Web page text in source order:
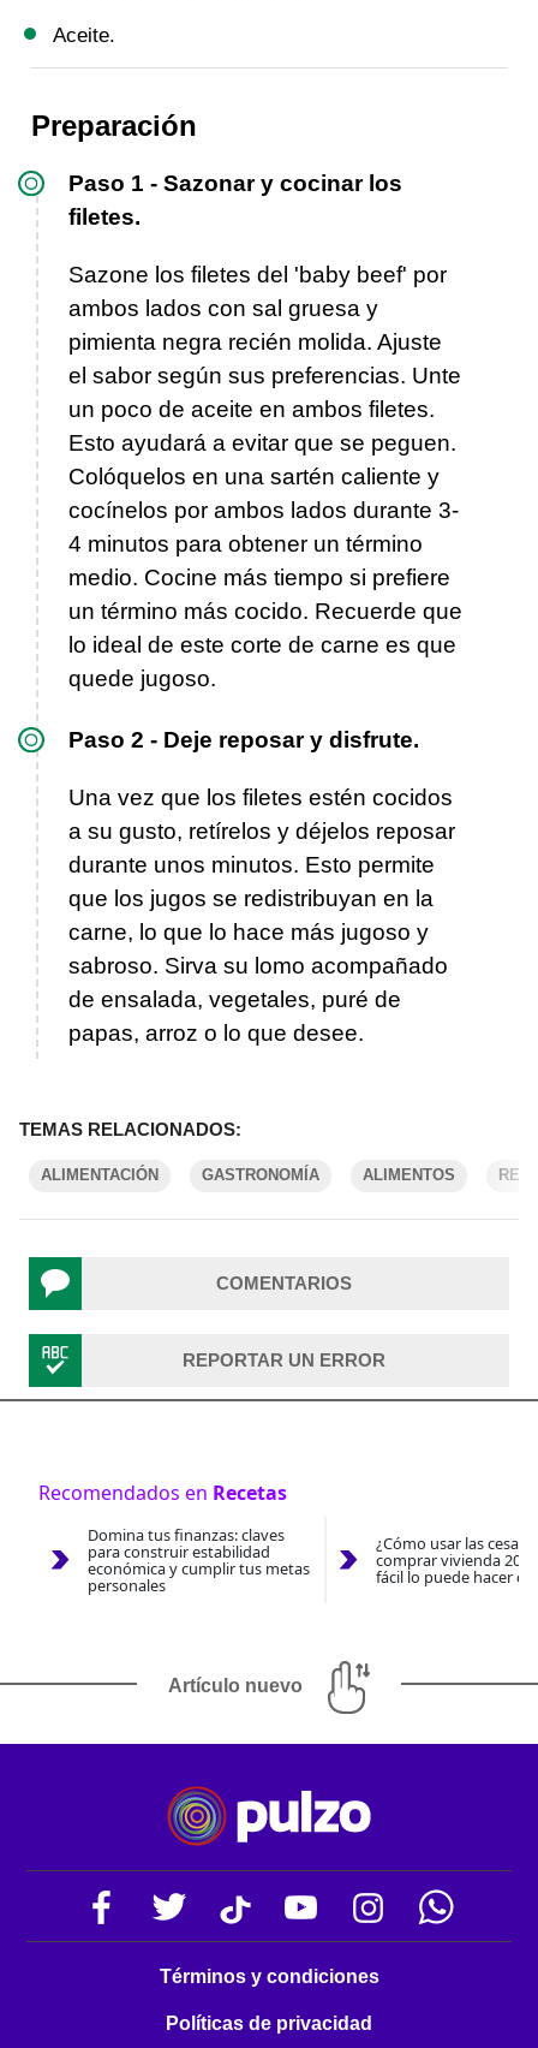
Aceite.
Preparación
Paso 1 - Sazonar y cocinar los
filetes.
Sazone los filetes del 'baby beef' por
ambos lados con sal gruesa y
pimienta negra recién molida. Ajuste
el sabor según sus preferencias. Unte
un poco de aceite en ambos filetes.
Esto ayudará a evitar que se peguen.
Colóquelos en una sartén caliente y
cocínelos por ambos lados durante 3-
4 minutos para obtener un término
medio. Cocine más tiempo si prefiere
un término más cocido. Recuerde que
lo ideal de este corte de carne es que
quede jugoso.
Paso 2 - Deje reposar y disfrute.
Una vez que los filetes estén cocidos
a su gusto, retírelos y déjelos reposar
durante unos minutos. Esto permite
que los jugos se redistribuyan en la
carne, lo que lo hace más jugoso y
sabroso. Sirva su lomo acompañado
de ensalada, vegetales, puré de
papas, arroz o lo que desee.
TEMAS RELACIONADOS:
ALIMENTACIÓN GASTRONOMÍA ALIMENTOS
COMENTARIOS
REPORTAR UN ERROR
Recomendados en Recetas
Domina tus finanzas: claves
para construir estabilidad
económica y cumplir tus metas
personales
¿Cómo usar las
comprar vivienda
fácil lo puede hacer
Artículo nuevo
Términos y condiciones
Políticas de privacidad